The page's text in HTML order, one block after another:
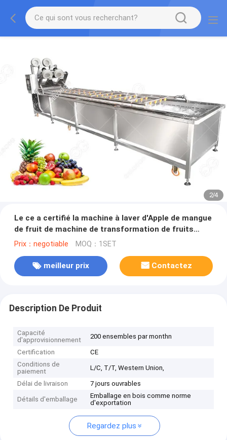
2/4
Le ce a certifié la machine à laver d'Apple de mangue
de fruit de machine de transformation de fruits
d'acier inoxydable
Prix：negotiable MOQ：1SET
meilleur prix Contactez
Description De Produit
Capacité
d'approvisionnement
200 ensembles par monthn
Certification
CE
Conditions de
paiement
L/C, T/T, Western Union,
Délai de livraison 7 jours ouvrables
Détails d'emballage
Emballage en bois comme norme
d'exportation
Regardez plus